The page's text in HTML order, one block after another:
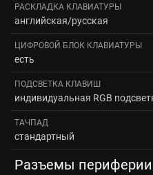
РАСКЛАДКА КЛАВИАТУРЫ
английская/русская
ЦИФРОВОЙ БЛОК КЛАВИАТУРЫ
есть
ПОДСВЕТКА КЛАВИШ
индивидуальная RGB
ТАЧПАД
стандартный
Разъемы периферии